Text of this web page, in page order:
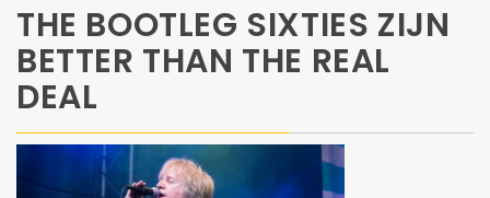
THE BOOTLEG SIXTIES ZIJN
BETTER THAN THE REAL
DEAL